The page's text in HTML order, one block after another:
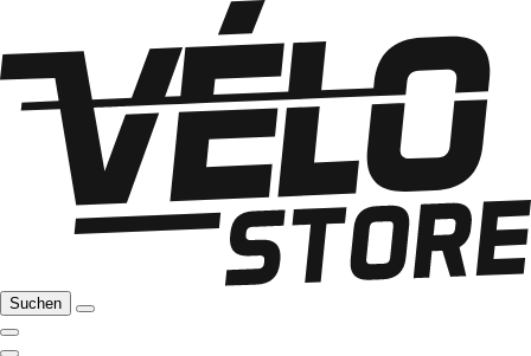
Suchen